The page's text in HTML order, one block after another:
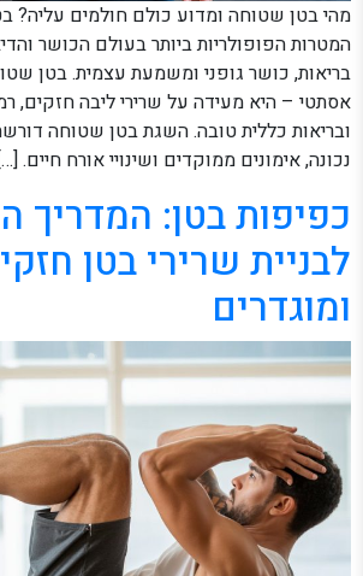
מהי בטן שטוחה ומדוע כולם חולמים עליה?
המטרות הפופולריות ביותר בעולם הכושר
בריאות, כושר גופני ומשמעת עצמית. בטן
אסתטי – היא מעידה על שרירי ליבה חזקים,
ובריאות כללית טובה. השגת בטן שטוחה
נכונה, אימונים ממוקדים ושינויי אורח חיים. […]
כפיפות בטן: המדריך
לבניית שרירי בטן
ומוגדרים